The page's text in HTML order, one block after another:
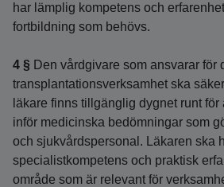
har lämplig kompetens och
fortbildning som behövs.
4 § Den vårdgivare som ansvarar för
transplantationsverksamhet ska
läkare finns tillgänglig dygnet runt
inför medicinska bedömningar som
och sjukvårdspersonal. Läkaren ska
specialistkompetens och praktisk
område som är relevant för